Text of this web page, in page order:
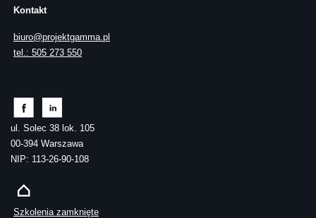
Kontakt
biuro@projektgamma.pl
tel.: 505 273 550
ul. Solec 38 lok. 105
00-394 Warszawa
NIP: 113-26-90-108
Szkolenia zamknięte